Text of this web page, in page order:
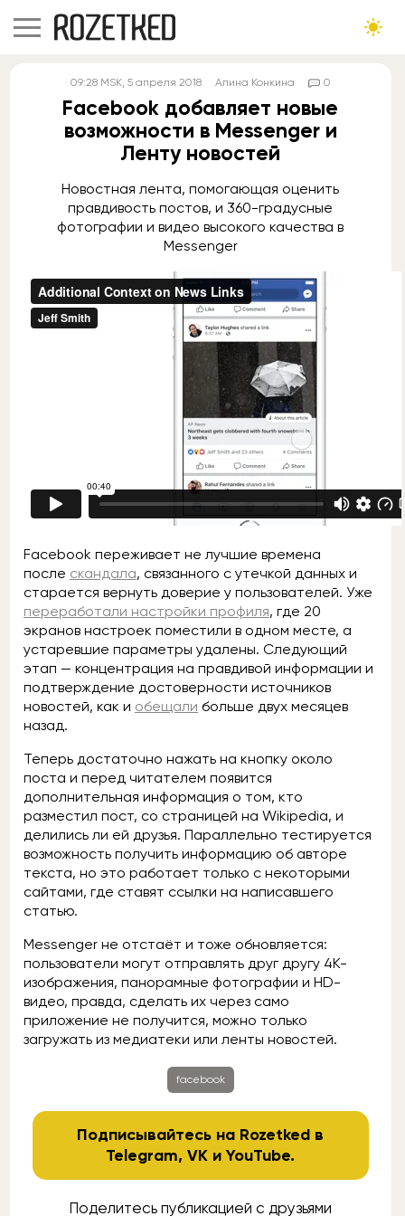
09:28 MSK, 5 апреля 2018 Алина Конкина 0
Facebook добавляет новые
возможности в Messenger и
Ленту новостей
Новостная лента, помогающая оценить
правдивость постов, и 360-градусные
фотографии и видео высокого качества в
Messenger
Facebook переживает не лучшие времена
после скандала, связанного с утечкой данных и
старается вернуть доверие у пользователей. Уже
переработали настройки профиля, где 20
экранов настроек поместили в одном месте, а
устаревшие параметры удалены. Следующий
этап — концентрация на правдивой информации и
подтверждение достоверности источников
новостей, как и обещали больше двух месяцев
назад.
Теперь достаточно нажать на кнопку около
поста и перед читателем появится
дополнительная информация о том, кто
разместил пост, со страницей на Wikipedia, и
делились ли ей друзья. Параллельно тестируется
возможность получить информацию об авторе
текста, но это работает только с некоторыми
сайтами, где ставят ссылки на написавшего
статью.
Messenger не отстаёт и тоже обновляется:
пользователи могут отправлять друг другу 4K-
изображения, панорамные фотографии и HD-
видео, правда, сделать их через само
приложение не получится, можно только
загружать из медиатеки или ленты новостей.
facebook
Подписывайтесь на Rozetked в
Telegram,VK иYouTube.
Поделитесь публикацией с друзьями